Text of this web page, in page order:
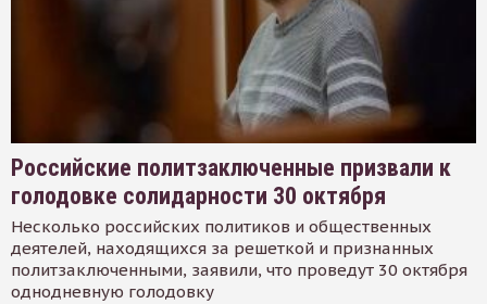
Российские политзаключенные призвали к
голодовке солидарности 30 октября
Несколько российских политиков и общественных
деятелей, находящихся за решеткой и признанных
политзаключенными, заявили, что проведут 30 октября
однодневную голодовку